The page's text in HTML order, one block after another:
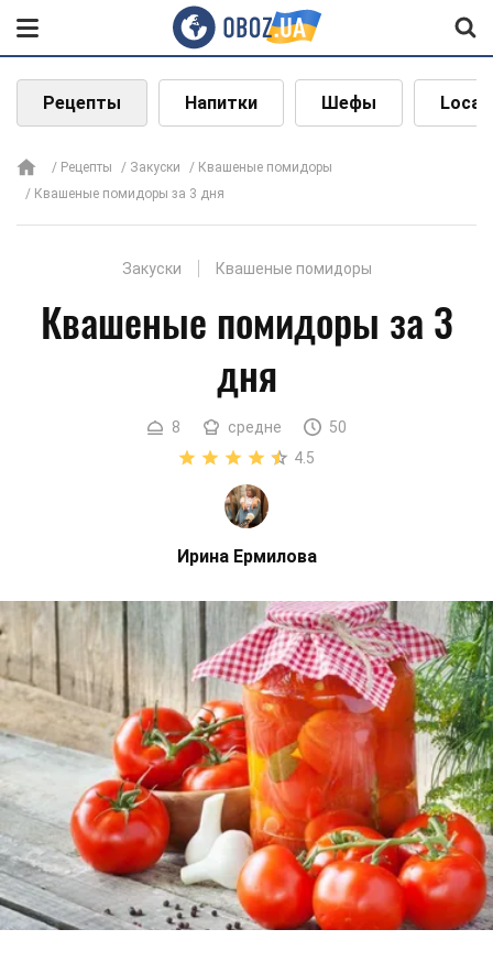
Рецепты Напитки Шефы Local
Рецепты Закуски
Квашеные помидоры
Квашеные помидоры за 3 дня
Закуски Квашеные помидоры
Квашеные помидоры за 3
дня
8 средне
50
4.5
Ирина Ермилова